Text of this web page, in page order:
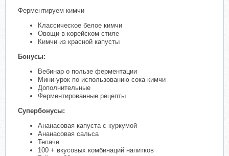
Ферментируем кимчи
Классическое белое кимчи
Овощи в корейском стиле
Кимчи из красной капусты
Бонусы:
Вебинар о пользе ферментации
Мини-урок по использованию сока кимчи
Дополнительные
Ферментированные рецепты
Супербонусы:
Ананасовая капуста с куркумой
Ананасовая сальса
Тепаче
100 + вкусовых комбинаций напитков